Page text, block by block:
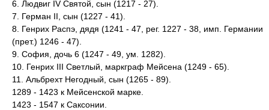
6. Людвиг IV Святой, сын (1217 - 27).
7. Герман II, сын (1227 - 41).
8. Генрих Распэ, дядя (1241 - 47, рег. 1227 - 38, имп. Германии
(прет.) 1246 - 47).
9. София, дочь 6 (1247 - 49, ум. 1282).
10. Генрих III Светлый, маркграф Мейсена (1249 - 65).
11. Альбрехт Негодный, сын (1265 - 89).
1289 - 1423 к Мейсенской марке.
1423 - 1547 к Саксонии.